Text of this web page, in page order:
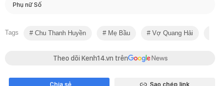
Phụ nữ Số
Tags Chu Thanh Huyền Mẹ Bầu Vợ Quang Hải
Theo dõi Kenh14.vn trên
Chia sẻ Sao chép link